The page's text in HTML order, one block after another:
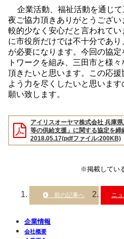
企業活動、福祉活動を通じ
夜ご協力頂きありがとうござ
較的少なく安心だと言われて
に市役所だけでは不十分であ
が必要になります。今回の協
トワークを組み、三田市と様
頂きたいと思います。この応
よう力を尽くしたいと思いま
願い致します。
アイリスオーヤマ株式会社 兵庫
等の供給支援」に関する協定を締
2018.05.17(pdfファイル:200KB)
※掲載してい
ニ
企業情報
会社概要